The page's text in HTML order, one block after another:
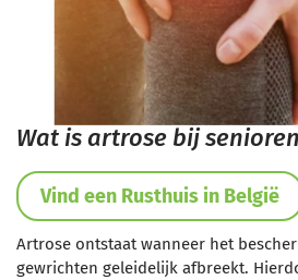
Wat is artrose bij
Vind een Rusthuis in België
Artrose ontstaat wanneer het
gewrichten geleidelijk afbreekt.